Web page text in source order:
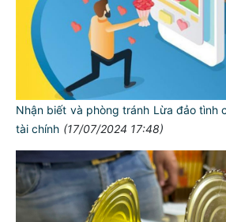
Nhận biết và phòng tránh Lừa đảo tình
tài chính (17/07/2024 17:48)